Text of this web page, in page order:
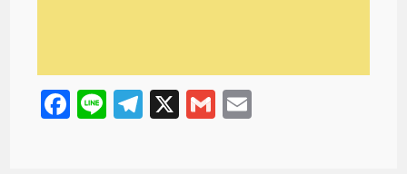
F
Li
T
X
G